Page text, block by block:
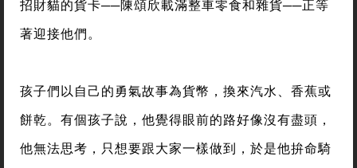
招財貓的貨卡──陳頌欣載滿整車零食和雜貨──正等
著迎接他們。
孩子們以自己的勇氣故事為貨幣，換來汽水、香蕉或
餅乾。有個孩子說，他覺得眼前的路好像沒有盡頭，
他無法思考，只想要跟大家一樣做到，於是他拚命騎